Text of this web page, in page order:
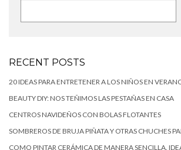
RECENT POSTS
20 IDEAS PARA ENTRETENER A LOS NIÑOS EN
BEAUTY DIY: NOS TEÑIMOS LAS PESTAÑAS EN CASA
CENTROS NAVIDEÑOS CON BOLAS FLOTANTES
SOMBREROS DE BRUJA PIÑATA Y OTRAS CHUCHES
COMO PINTAR CERÁMICA DE MANERA SENCILLA.